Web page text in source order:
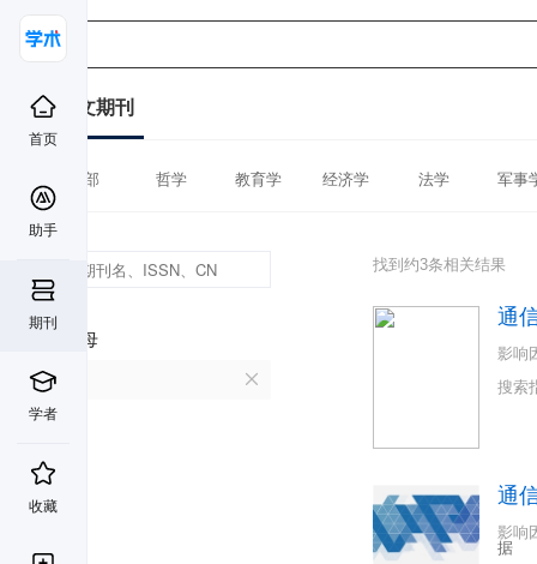
首页
助手
期刊
学者
收藏
中文期刊
全部 哲学 教育学 经济学 法学 军事
首字母
T
找到约3条相关结果
通
影响
搜索
通
影响
据